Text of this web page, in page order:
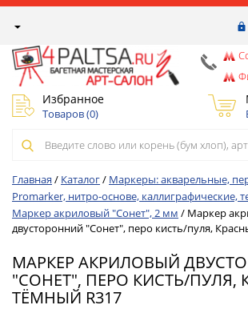
Избранное
Товаров (0)
Главная / Каталог/ Маркеры: акварельные,
Promarker, нитро-основе, каллиграфические,
Маркер акриловый "Сонет", 2 мм / Маркер
двусторонний "Сонет", перо кисть/пуля,
МАРКЕР АКРИЛОВЫЙ
"СОНЕТ", ПЕРО КИСТЬ/ПУЛЯ,
ТЁМНЫЙ R317